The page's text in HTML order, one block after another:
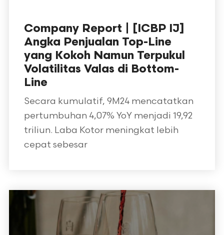
Company Report | [ICBP IJ]
Angka Penjualan Top-Line
yang Kokoh Namun Terpukul
Volatilitas Valas di Bottom-
Line
Secara kumulatif, 9M24 mencatatkan
pertumbuhan 4,07% YoY menjadi 19,92
triliun. Laba Kotor meningkat lebih
cepat sebesar